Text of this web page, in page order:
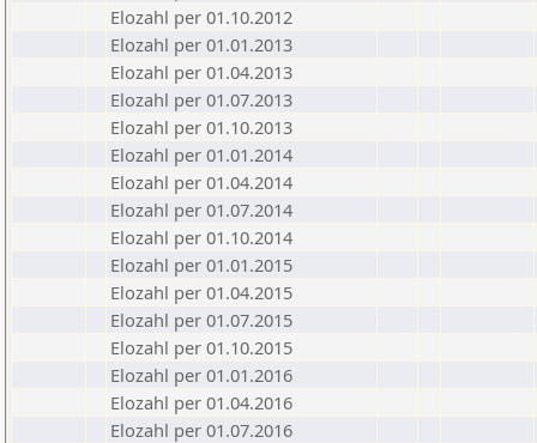
Elozahl per 01.10.2012
Elozahl per 01.01.2013
Elozahl per 01.04.2013
Elozahl per 01.07.2013
Elozahl per 01.10.2013
Elozahl per 01.01.2014
Elozahl per 01.04.2014
Elozahl per 01.07.2014
Elozahl per 01.10.2014
Elozahl per 01.01.2015
Elozahl per 01.04.2015
Elozahl per 01.07.2015
Elozahl per 01.10.2015
Elozahl per 01.01.2016
Elozahl per 01.04.2016
Elozahl per 01.07.2016